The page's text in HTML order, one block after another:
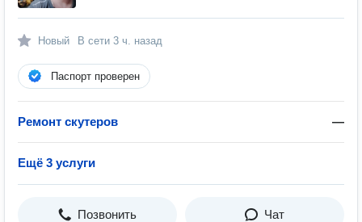
Новый В сети 3 ч. назад
Паспорт проверен
Ремонт скутеров —
Ещё 3 услуги
Позвонить Чат